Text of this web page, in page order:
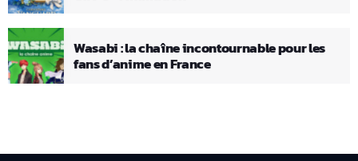
Wasabi : la chaîne incontournable pour les
fans d’anime en France